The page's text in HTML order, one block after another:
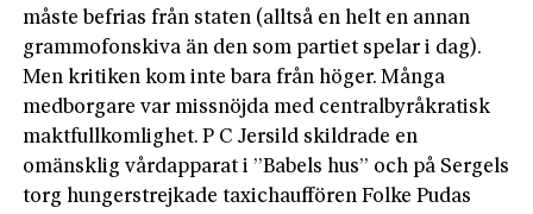
måste befrias från staten (alltså en helt en annan
grammofonskiva än den som partiet spelar i dag).
Men kritiken kom inte bara från höger. Många
medborgare var missnöjda med centralbyråkratisk
maktfullkomlighet. P C Jersild skildrade en
omänsklig vårdapparat i ”Babels hus” och på Sergels
torg hungerstrejkade taxichauffören Folke Pudas